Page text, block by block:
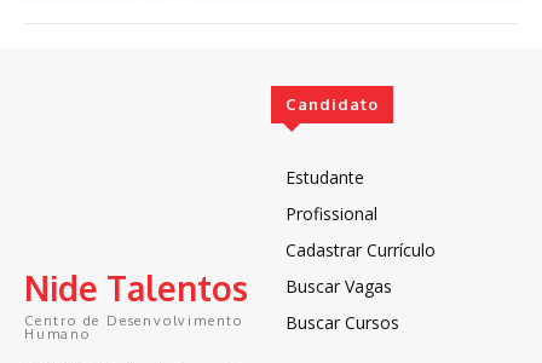
Nide Talentos
Centro de Desenvolvimento
Humano
Candidato
Estudante
Profissional
Cadastrar Currículo
Buscar Vagas
Buscar Cursos